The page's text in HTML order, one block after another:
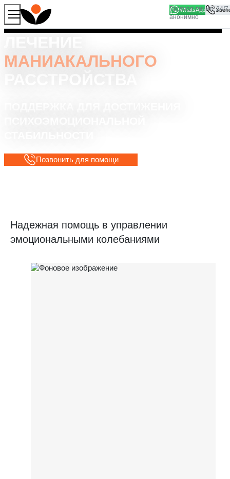
WhatsApp
МАНИАКАЛЬНОГО
Позвонить для помощи
Надежная помощь в управлении
эмоциональными колебаниями
Продолжая работу с сайтом, вы соглашаетесь на то, что
мы используем файлы
Хорошо